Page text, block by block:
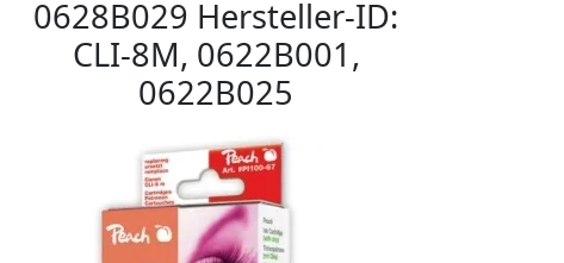
0628B029 Hersteller-ID:
CLI-8M, 0622B001,
0622B025